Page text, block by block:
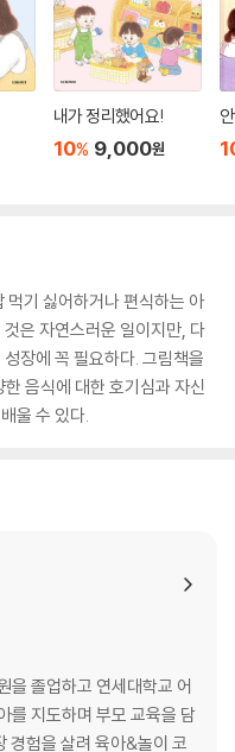
내가 정리했어요!
10% 9,000원
먹기 싫어하거나 편식하는 아
은 자연스러운 일이지만, 다
장에 꼭 필요하다. 그림책을
음식에 대한 호기심과 자신
울 수 있다.
을 졸업하고 연세대학교 어
를 지도하며 부모 교육을 담
경험을 살려 육아&놀이 코